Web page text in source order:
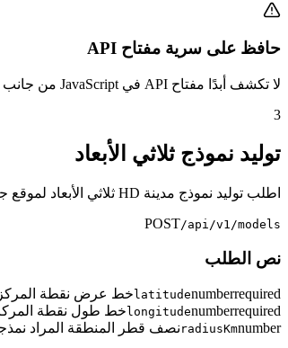
حافظ على سرية مفتاح API
لا تكشف أبدًا مفتاح API في JavaScript من جانب العميل أو المستودعات العامة أو الكود الأمامي. إذا تم اختراق مفتاحك، قم بإلغائه فورًا من بوابة الشركاء وأنشئ مفتاحًا جديدًا.
3
توليد نموذج ثلاثي الأبعاد
اطلب توليد نموذج مدينة HD ثلاثي الأبعاد لموقع جغرافي محدد. يتم توليد النموذج بشكل غير متزامن — استعلم عن نقطة نهاية الحالة للتحقق من الجاهزية.
POST/api/v1/models
نص الطلب
latitudenumberrequired خط عرض نقطة المركز (-90
longitudenumberrequired خط طول نقطة المركز (-180
radiusKmnumber نصف قطر المنطقة المراد